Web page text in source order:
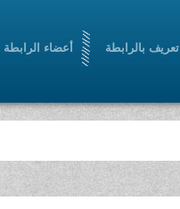
تعريف بالرابطة أعضاء الرابطة